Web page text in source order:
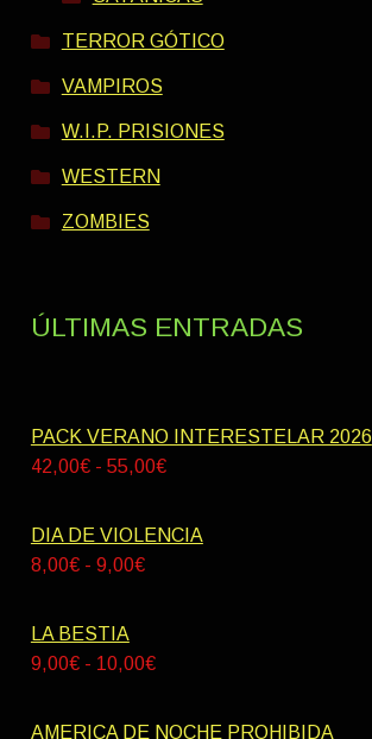
TERROR GÓTICO
VAMPIROS
W.I.P. PRISIONES
WESTERN
ZOMBIES
ÚLTIMAS ENTRADAS
PACK VERANO INTERESTELAR 2026
42,00€ - 55,00€Rango
precios:
DIA DE VIOLENCIA
8,00€ - 9,00€Rango
desde
LA BESTIA
9,00€ - 10,00€Rango
precios:
AMERICA DE NOCHE PROHIBIDA